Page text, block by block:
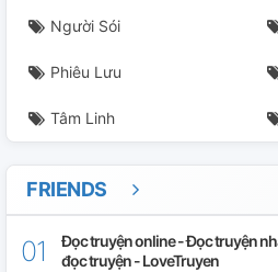
Người Sói
Phiêu Lưu
Tâm Linh
FRIENDS
Đọc truyện online - Đọc truyện
đọc truyện - LoveTruyen